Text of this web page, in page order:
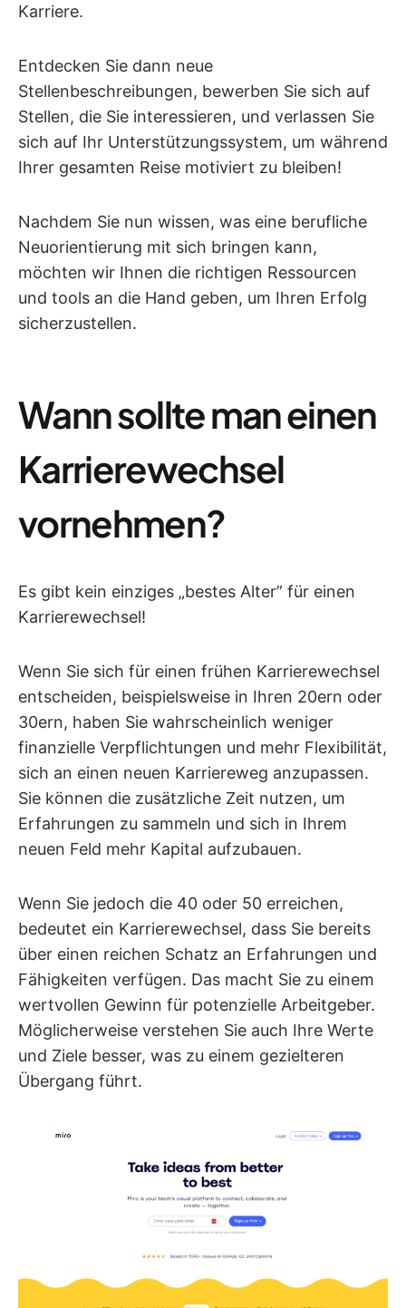
Karriere.
Entdecken Sie dann neue
Stellenbeschreibungen, bewerben Sie sich auf
Stellen, die Sie interessieren, und verlassen Sie
sich auf Ihr Unterstützungssystem, um während
Ihrer gesamten Reise motiviert zu bleiben!
Nachdem Sie nun wissen, was eine berufliche
Neuorientierung mit sich bringen kann,
möchten wir Ihnen die richtigen Ressourcen
und tools an die Hand geben, um Ihren Erfolg
sicherzustellen.
Wann sollte man einen
Karrierewechsel
vornehmen?
Es gibt kein einziges „bestes Alter” für einen
Karrierewechsel!
Wenn Sie sich für einen frühen Karrierewechsel
entscheiden, beispielsweise in Ihren 20ern oder
30ern, haben Sie wahrscheinlich weniger
finanzielle Verpflichtungen und mehr Flexibilität,
sich an einen neuen Karriereweg anzupassen.
Sie können die zusätzliche Zeit nutzen, um
Erfahrungen zu sammeln und sich in Ihrem
neuen Feld mehr Kapital aufzubauen.
Wenn Sie jedoch die 40 oder 50 erreichen,
bedeutet ein Karrierewechsel, dass Sie bereits
über einen reichen Schatz an Erfahrungen und
Fähigkeiten verfügen. Das macht Sie zu einem
wertvollen Gewinn für potenzielle Arbeitgeber.
Möglicherweise verstehen Sie auch Ihre Werte
und Ziele besser, was zu einem gezielteren
Übergang führt.